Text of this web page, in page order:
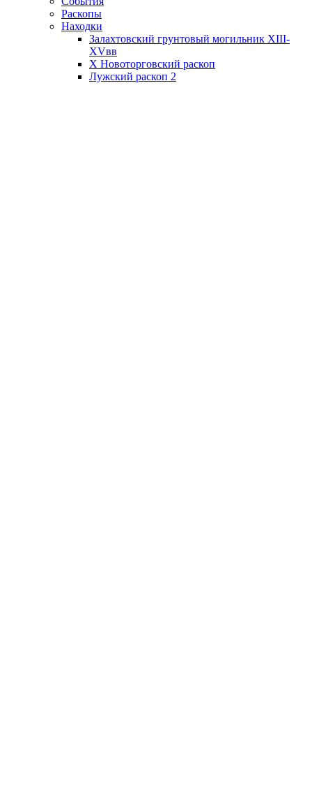
Раскопы
Находки
Залахтовский грунтовый могильник XIII-
XVвв
X Новоторговский раскоп
Лужский раскоп 2